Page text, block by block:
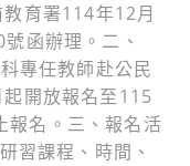
育署114年12月
函辦理。二、
專任教師赴公民
開放報名至115
報名。三、報名活
習課程、時間、